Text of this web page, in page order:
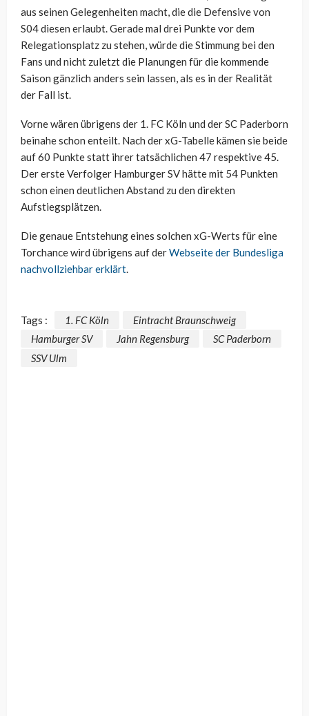
aus seinen Gelegenheiten macht, die die Defensive von
S04 diesen erlaubt. Gerade mal drei Punkte vor dem
Relegationsplatz zu stehen, würde die Stimmung bei den
Fans und nicht zuletzt die Planungen für die kommende
Saison gänzlich anders sein lassen, als es in der Realität
der Fall ist.
Vorne wären übrigens der 1. FC Köln und der SC Paderborn
beinahe schon enteilt. Nach der xG-Tabelle kämen sie beide
auf 60 Punkte statt ihrer tatsächlichen 47 respektive 45.
Der erste Verfolger Hamburger SV hätte mit 54 Punkten
schon einen deutlichen Abstand zu den direkten
Aufstiegsplätzen.
Die genaue Entstehung eines solchen xG-Werts für eine
Torchance wird übrigens auf derWebseite der Bundesliga
nachvollziehbar erklärt.
Tags : 1. FC Köln
Eintracht Braunschweig
Hamburger SV
Jahn Regensburg
SC Paderborn
SSV Ulm